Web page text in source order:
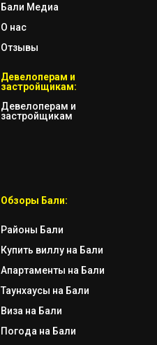
Бали Медиа
О нас
Отзывы
Девелоперам и
застройщикам:
Девелоперам и
застройщикам
Обзоры Бали:
Районы Бали
Купить виллу на Бали
Апартаменты на Бали
Таунхаусы на Бали
Виза на Бали
Погода на Бали